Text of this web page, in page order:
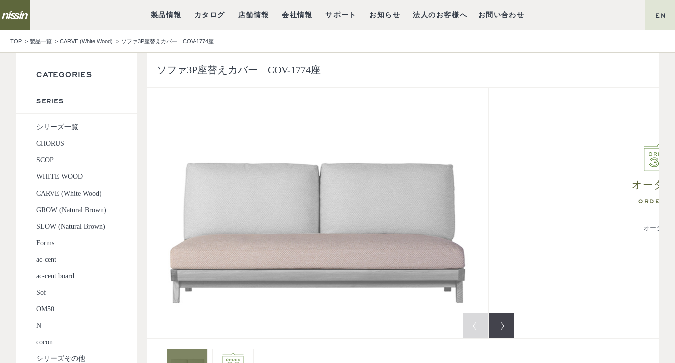
製品情報 カタログ 店舗情報 会社情報 サポート お知らせ 法人のお客様へ お問い合わせ EN
TOP 製品一覧 CARVE (White Wood) ソファ3P座替えカバー COV-1774座
ソファ3P座替えカバー COV-1774座
オーダ
ORDER
オーダー
CATEGORIES
SERIES
シリーズ一覧
CHORUS
SCOP
WHITE WOOD
CARVE (White Wood)
GROW (Natural Brown)
SLOW (Natural Brown)
Forms
ac-cent
ac-cent board
Sof
OM50
N
cocon
シリーズその他